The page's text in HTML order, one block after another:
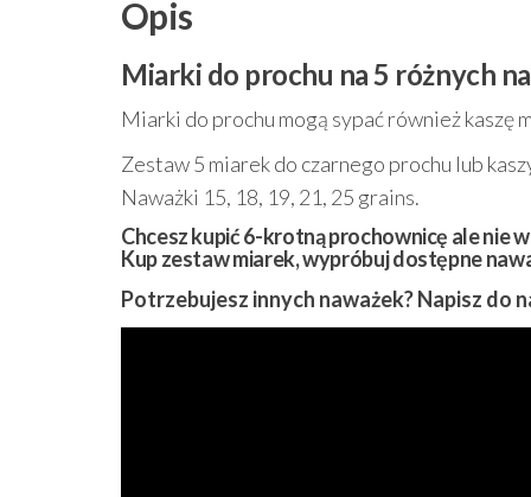
Opis
Miarki do prochu na 5 różnych
Miarki do prochu mogą sypać również kaszę
Zestaw 5 miarek do czarnego prochu lub
Naważki 15, 18, 19, 21, 25 grains.
Chcesz kupić 6-krotną prochownicę ale nie
Kup zestaw miarek, wypróbuj dostępne
Potrzebujesz innych naważek? Napisz do